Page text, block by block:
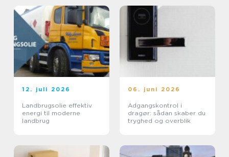
12. juli 2026
Landbrugsolie effektiv
energi til moderne
landbrug
06. juni 2026
Adgangskontrol i
dragør: sådan skaber du
tryghed og overblik